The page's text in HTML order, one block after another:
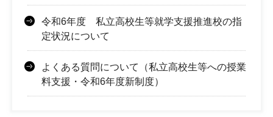
令和6年度 私立高校生等就学支援推進校の指
定状況について
よくある質問について（私立高校生等への授業
料支援・令和6年度新制度）